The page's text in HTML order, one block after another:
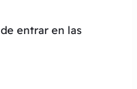
entrar en las